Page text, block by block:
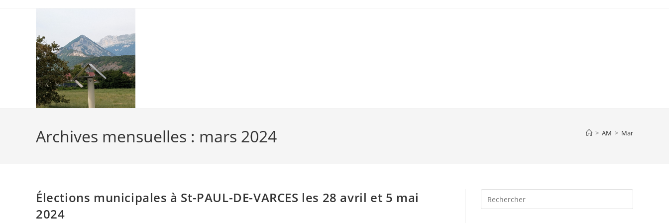
Archives mensuelles : mars 2024 > AM > Mar
Élections municipales à St-PAUL-DE-VARCES les 28 avril et 5 mai
2024
Escape